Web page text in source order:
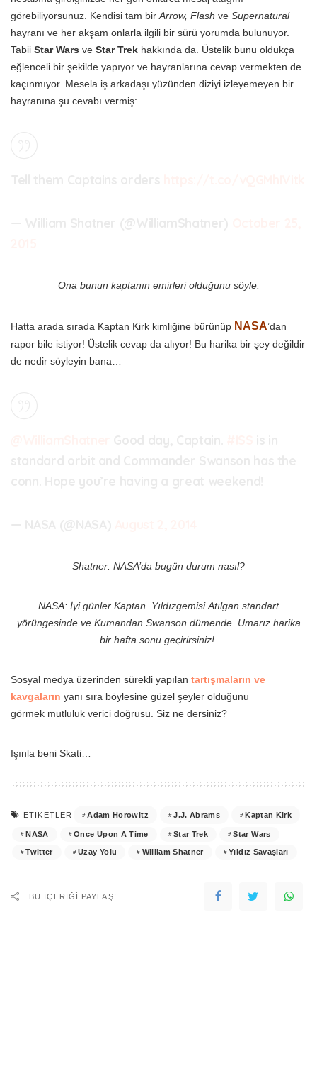
görebiliyorsunuz. Kendisi tam bir Arrow, Flash ve Supernatural
hayranı ve her akşam onlarla ilgili bir sürü yorumda bulunuyor.
Tabii Star Wars ve Star Trek hakkında da. Üstelik bunu oldukça
eğlenceli bir şekilde yapıyor ve hayranlarına cevap vermekten de
kaçınmıyor. Mesela iş arkadaşı yüzünden diziyi izleyemeyen bir
hayranına şu cevabı vermiş:
Ona bunun kaptanın emirleri olduğunu söyle.
Hatta arada sırada Kaptan Kirk kimliğine bürünüp NASA’dan
rapor bile istiyor! Üstelik cevap da alıyor! Bu harika bir şey değildir
de nedir söyleyin bana…
Shatner: NASA’da bugün durum nasıl?
NASA: İyi günler Kaptan. Yıldızgemisi Atılgan standart
yörüngesinde ve Kumandan Swanson dümende. Umarız harika
bir hafta sonu geçirirsiniz!
Sosyal medya üzerinden sürekli yapılan tartışmaların ve
kavgaların yanı sıra böylesine güzel şeyler olduğunu
görmek mutluluk verici doğrusu. Siz ne dersiniz?
Işınla beni Skati…
ETIKETLER Adam Horowitz J.J. Abrams Kaptan Kirk
NASA Once Upon A Time Star Trek Star Wars
Twitter Uzay Yolu William Shatner Yıldız Savaşları
BU IÇERIĞI PAYLAŞ!